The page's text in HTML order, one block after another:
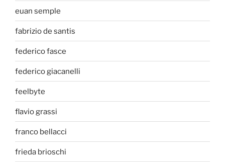
euan semple
fabrizio de santis
federico fasce
federico giacanelli
feelbyte
flavio grassi
franco bellacci
frieda brioschi